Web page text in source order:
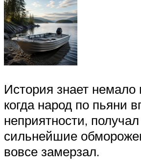
История знает немало
когда народ по пьяни
неприятности, получал
сильнейшие
вовсе замерзал.